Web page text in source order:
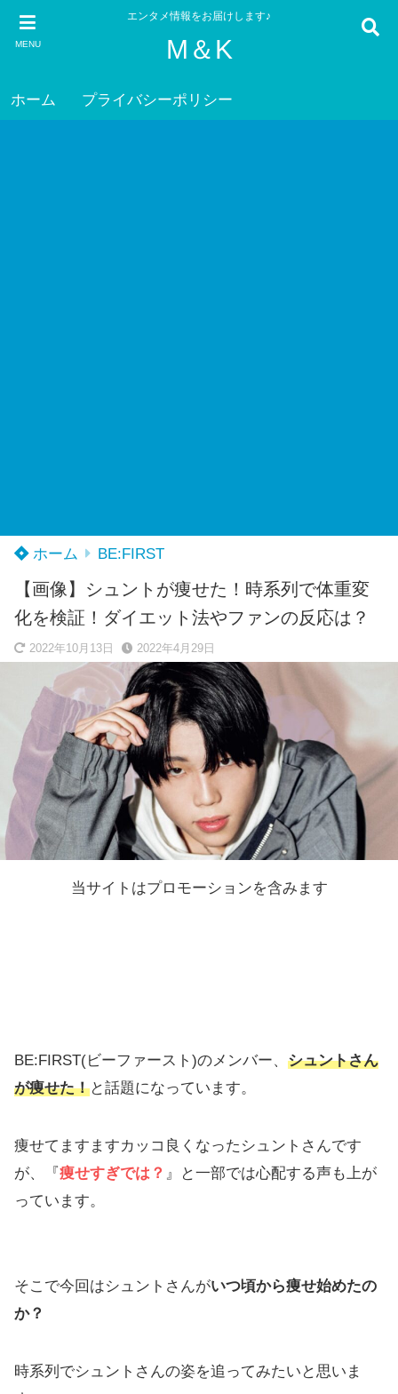
MENU
エンタメ情報をお届けします♪
M＆K
ホーム プライバシーポリシー
ホーム BE:FIRST
【画像】シュントが痩せた！時系列で体重変
化を検証！ダイエット法やファンの反応は？
2022年10月13日 2022年4月29日
当サイトはプロモーションを含みます
BE:FIRST(ビーファースト)のメンバー、 シュントさん
が痩せた！と話題になっています。
痩せてますますカッコ良くなったシュントさんです
が、『 痩せすぎでは？ 』と一部では心配する声も上が
っています。
そこで今回はシュントさんがいつ頃から痩せ始めたの
か？
時系列でシュントさんの姿を追ってみたいと思いま